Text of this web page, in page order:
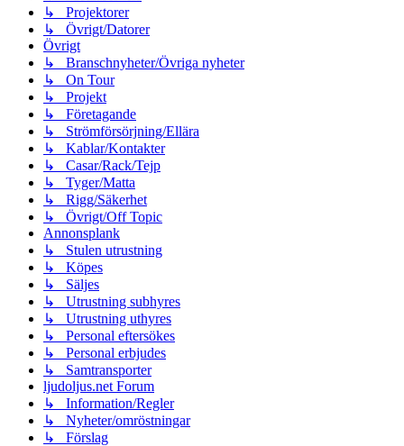
↳ Projektorer
↳ Övrigt/Datorer
Övrigt
↳ Branschnyheter/Övriga nyheter
↳ On Tour
↳ Projekt
↳ Företagande
↳ Strömförsörjning/Ellära
↳ Kablar/Kontakter
↳ Casar/Rack/Tejp
↳ Tyger/Matta
↳ Rigg/Säkerhet
↳ Övrigt/Off Topic
Annonsplank
↳ Stulen utrustning
↳ Köpes
↳ Säljes
↳ Utrustning subhyres
↳ Utrustning uthyres
↳ Personal eftersökes
↳ Personal erbjudes
↳ Samtransporter
ljudoljus.net Forum
↳ Information/Regler
↳ Nyheter/omröstningar
↳ Förslag